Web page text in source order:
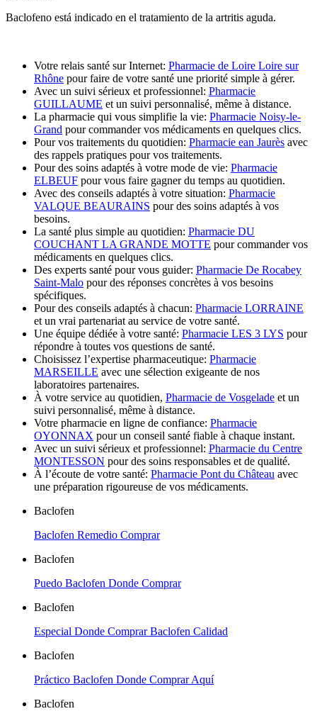
Baclofeno está indicado en el tratamiento de la artritis aguda.
Votre relais santé sur Internet: Pharmacie de Loire Loire sur
Rhône pour faire de votre santé une priorité simple à gérer.
Avec un suivi sérieux et professionnel: Pharmacie
GUILLAUME et un suivi personnalisé, même à distance.
La pharmacie qui vous simplifie la vie: Pharmacie Noisy-le-
Grand pour commander vos médicaments en quelques clics.
Pour vos traitements du quotidien: Pharmacie ean Jaurès avec
des rappels pratiques pour vos traitements.
Pour des soins adaptés à votre mode de vie: Pharmacie
ELBEUF pour vous faire gagner du temps au quotidien.
Avec des conseils adaptés à votre situation: Pharmacie
VALQUE BEAURAINS pour des soins adaptés à vos
besoins.
La santé plus simple au quotidien: Pharmacie DU
COUCHANT LA GRANDE MOTTE pour commander vos
médicaments en quelques clics.
Des experts santé pour vous guider: Pharmacie De Rocabey
Saint-Malo pour des réponses concrètes à vos besoins
spécifiques.
Pour des conseils adaptés à chacun: Pharmacie LORRAINE
et un vrai partenariat au service de votre santé.
Une équipe dédiée à votre santé: Pharmacie LES 3 LYS pour
répondre à toutes vos questions de santé.
Choisissez l’expertise pharmaceutique: Pharmacie
MARSEILLE avec une sélection exigeante de nos
laboratoires partenaires.
À votre service au quotidien, Pharmacie de Vosgelade et un
suivi personnalisé, même à distance.
Votre pharmacie en ligne de confiance: Pharmacie
OYONNAX pour un conseil santé fiable à chaque instant.
Avec un suivi sérieux et professionnel: Pharmacie du Centre
MONTESSON pour des soins responsables et de qualité.
À l’écoute de votre santé: Pharmacie Pont du Château avec
une préparation rigoureuse de vos médicaments.
Baclofen
Baclofen Remedio Comprar
Baclofen
Puedo Baclofen Donde Comprar
Baclofen
Especial Donde Comprar Baclofen Calidad
Baclofen
Práctico Baclofen Donde Comprar Aquí
Baclofen